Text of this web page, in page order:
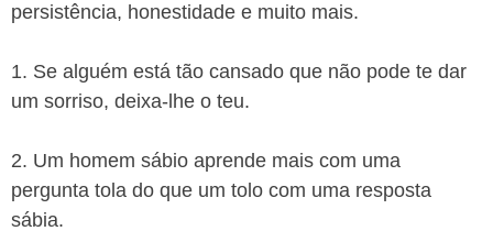
persistência, honestidade e muito mais.
1. Se alguém está tão cansado que não pode te dar
um sorriso, deixa-lhe o teu.
2. Um homem sábio aprende mais com uma
pergunta tola do que um tolo com uma resposta
sábia.